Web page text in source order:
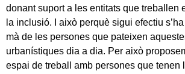
donant suport a les entitats que treballen
la inclusió. I això perquè sigui efectiu
mà de les persones que pateixen
urbanístiques dia a dia. Per això
espai de treball amb persones que tenen